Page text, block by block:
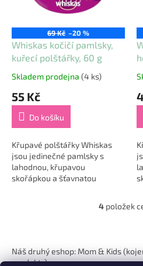
69 Kč –20 %
Whiskas kočičí pamlsky,
kuřecí polštářky, 60 g
Průměrné
produktu
5,0
5
hvězdiček.
Skladem prodejna (4 ks)
55 Kč
Do košíku
Křupavé polštářky Whiskas
jsou jedinečné pamlsky s
lahodnou, křupavou
skořápkou a šťavnatou
neodolatelnou svačinkou.
5
O
d
4položek
p
Náš druhý eshop: Mom & Kids
produkty)